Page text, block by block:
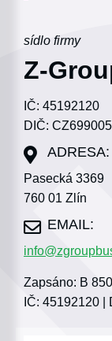
sídlo firmy
Z-
IČ: 45192120
DIČ:
Pasecká 3369
760 01 Zlín
Zapsáno: B
IČ: 45192120 |